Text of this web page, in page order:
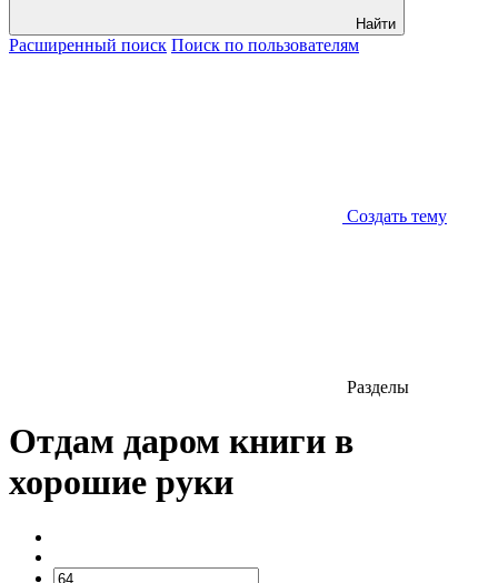
Найти
Расширенный поиск Поиск по пользователям
Создать тему
Разделы
Отдам даром книги в
хорошие руки